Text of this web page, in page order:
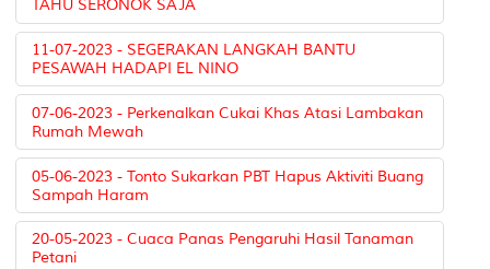
TAHU SERONOK SAJA
11-07-2023 - SEGERAKAN LANGKAH BANTU
PESAWAH HADAPI EL NINO
07-06-2023 - Perkenalkan Cukai Khas Atasi Lambakan
Rumah Mewah
05-06-2023 - Tonto Sukarkan PBT Hapus Aktiviti Buang
Sampah Haram
20-05-2023 - Cuaca Panas Pengaruhi Hasil Tanaman
Petani